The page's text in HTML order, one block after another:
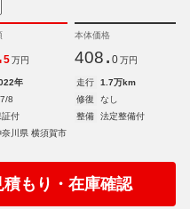
5 万円
本体価格
408. 0 万円
年 走行
1.7万km
8 修復
なし
証付 整備
法定整備付
奈川県 横須賀市
積もり・在庫確認